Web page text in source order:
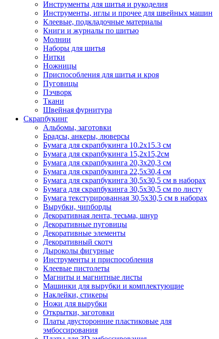
Инструменты для шитья и рукоделия
Инструменты, иглы и прочее для швейных машин
Клеевые, подкладочные материалы
Книги и журналы по шитью
Молнии
Наборы для шитья
Нитки
Ножницы
Приспособления для шитья и кроя
Пуговицы
Пэчворк
Ткани
Швейная фурнитура
Скрапбукинг
Альбомы, заготовки
Брадсы, анкеры, люверсы
Бумага для скрапбукинга 10.2х15.3 см
Бумага для скрапбукинга 15,2х15,2см
Бумага для скрапбукинга 20,3х20,3 см
Бумага для скрапбукинга 22,5х30,4 см
Бумага для скрапбукинга 30,5х30,5 см в наборах
Бумага для скрапбукинга 30,5х30,5 см по листу
Бумага текстурированная 30,5х30,5 см в наборах
Вырубки, чипборды
Декоративная лента, тесьма, шнур
Декоративные пуговицы
Декоративные элементы
Декоративный скотч
Дыроколы фигурные
Инструменты и приспособления
Клеевые пистолеты
Магниты и магнитные листы
Машинки для вырубки и комплектующие
Наклейки, стикеры
Ножи для вырубки
Открытки, заготовки
Платы двусторонние пластиковые для
эмбоссирования